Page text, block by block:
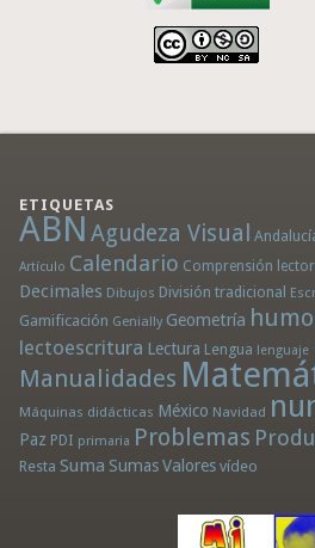
ETIQUETAS
ABN Agudeza Visual
Artículo Calendario Comprensión
Decimales Dibujos División tradicional
Gamificación Genially Geometría
lectoescritura Lectura Lengua lenguaje
Manualidades
Máquinas didácticas México Navidad
Paz PDI primaria Problemas
Resta Suma Sumas Valores vídeo